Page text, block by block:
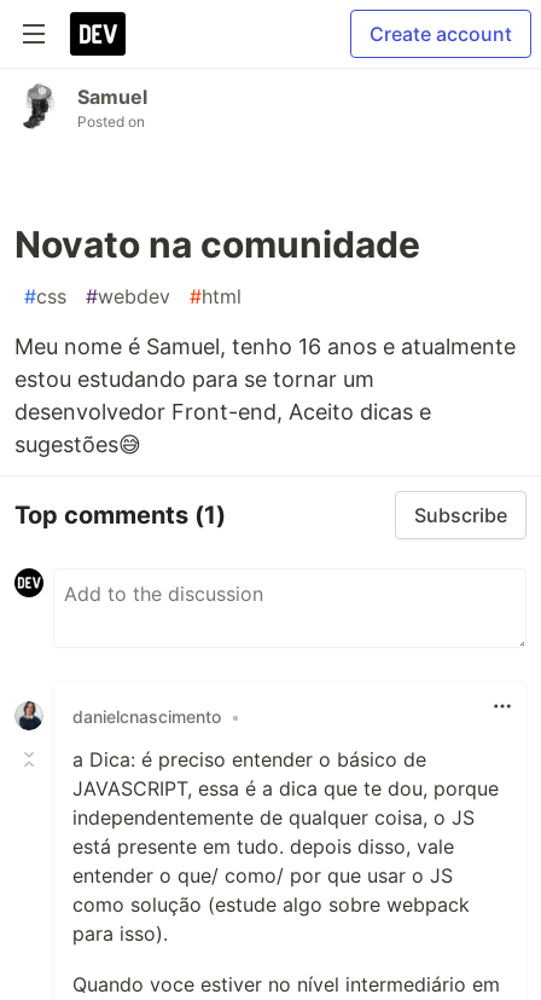
Create account
Samuel
Posted on
Novato na comunidade
#css #webdev #html
Meu nome é Samuel, tenho 16 anos e atualmente
estou estudando para se tornar um
desenvolvedor Front-end, Aceito dicas e
sugestões😅
Top comments (1) Subscribe
danielcnascimento •
a Dica: é preciso entender o básico de
JAVASCRIPT, essa é a dica que te dou, porque
independentemente de qualquer coisa, o JS
está presente em tudo. depois disso, vale
entender o que/ como/ por que usar o JS
como solução (estude algo sobre webpack
para isso).
Quando voce estiver no nível intermediário em